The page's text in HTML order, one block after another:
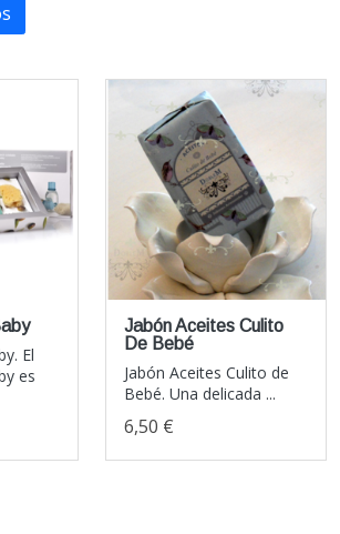
El
es
Jabón Aceites Culito
De Bebé
Jabón Aceites Culito de
Bebé. Una delicada ...
6,50 €